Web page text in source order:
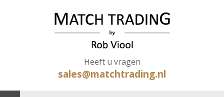
Heeft u vragen
sales@matchtrading.nl